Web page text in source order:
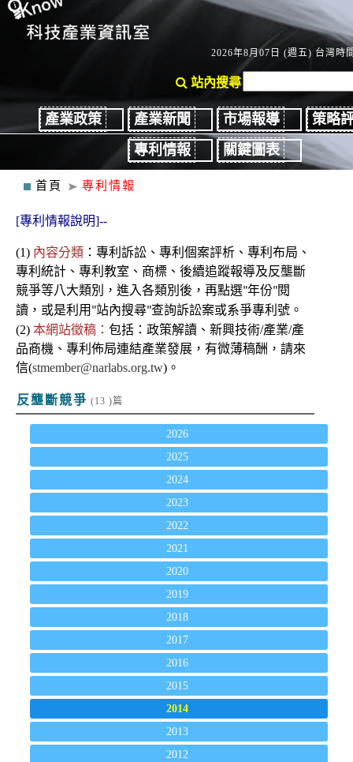
2026年8月07日 (週五) 台灣時
站內搜尋
產業政策 產業新聞 市場報導
策略
專利情報
關鍵圖表
首頁 專利情報
[專利情報說明]--
(1) 內容分類 ： 專利 訴訟、 專利個案評析、專利布局、
專利統計、專利教室 、商標、後續追蹤報導及反壟斷
競爭等八大類別，進入各類別後 ，再點選"年份"閱
讀，或是利用 "站內搜尋"查詢訴訟案或系爭專利號。
(2) 本網站徵稿： 包括：政策解讀、新興技術/產業/產
品商機、專利佈局連結產業發展，有微薄稿酬，請來
信(stmember@narlabs.org.tw)。
反壟斷競爭 (13 )篇
2026
2025
2024
2023
2022
2021
2020
2019
2018
2017
2016
2015
2014
2013
2012